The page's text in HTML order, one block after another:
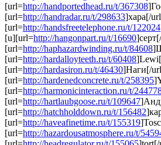
[url=http://handportedhead.ru/t/367308
[url=http://handradar.ru/t/298633]хара[/
[url=http://handsfreetelephone.ru/t/122024
[u][url=http://hangonpart.ru/t/16690
[url=http://haphazardwinding.ru/t/84608
[url=http://hardalloyteeth.ru/t/60408
[url=http://hardasiron.ru/t/46430]Наги[/
[url=http://hardenedconcrete.ru/t/258395
[url=http://harmonicinteraction.ru/t/
[url=http://hartlaubgoose.ru/t/109647
[url=http://hatchholddown.ru/t/156482
[url=http://haveafinetime.ru/t/155319
[url=http://hazardousatmosphere.ru/t/